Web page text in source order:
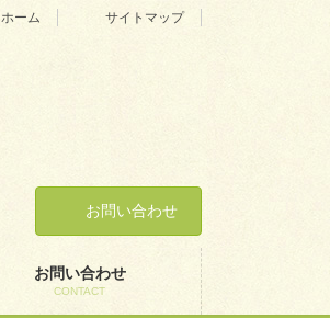
ホーム サイトマップ
お問い合わせ
お問い合わせ
CONTACT